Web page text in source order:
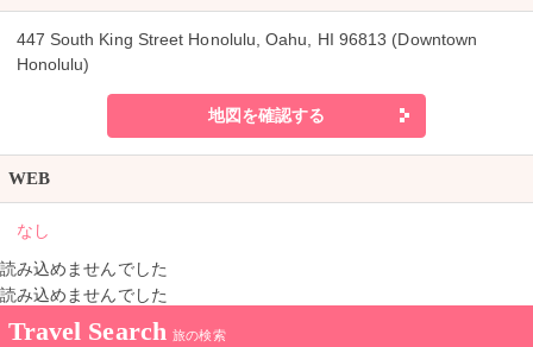
447 South King Street Honolulu, Oahu, HI 96813 (Downtown
Honolulu)
地図を確認する
WEB
なし
読み込めませんでした
読み込めませんでした
Travel Search 旅の検索